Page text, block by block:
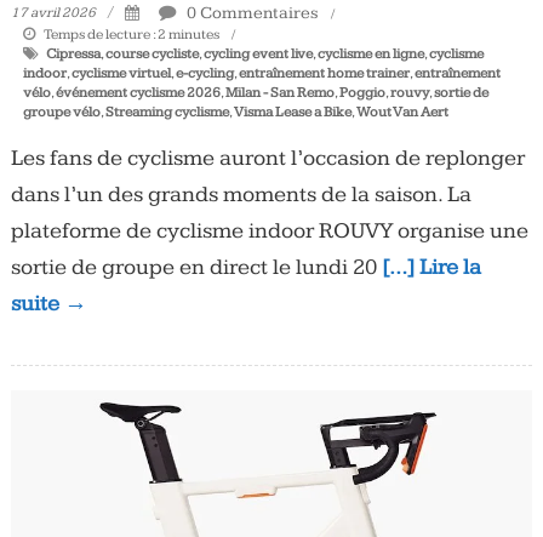
17 avril 2026 0 Commentaires
Temps de lecture :2 minutes
Cipressa,course cycliste,cycling event live,cyclisme en ligne,cyclisme
indoor,cyclisme virtuel,e-cycling,entraînement home trainer,entraînement
vélo,événement cyclisme 2026,Milan - San Remo,Poggio,rouvy,sortie de
groupe vélo,Streaming cyclisme,Visma Lease a Bike,Wout Van Aert
Les fans de cyclisme auront l’occasion de replonger
dans l’un des grands moments de la saison. La
plateforme de cyclisme indoor ROUVY organise une
sortie de groupe en direct le lundi 20 […] Lire la
suite →